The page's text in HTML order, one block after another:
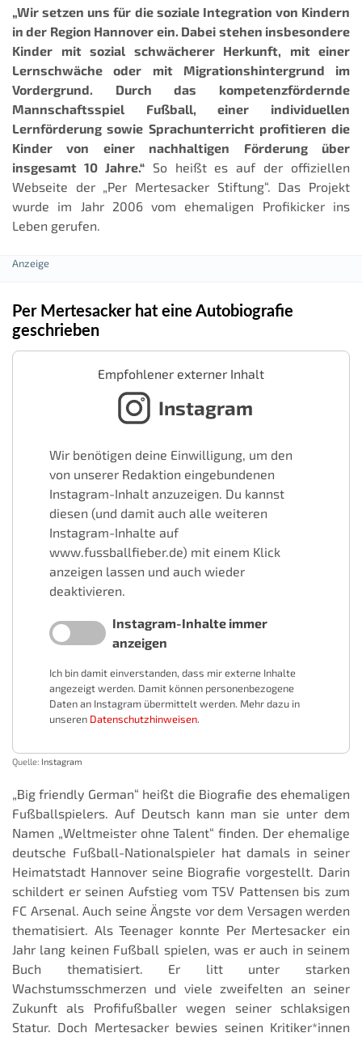
„Wir setzen uns für die soziale Integration von Kindern
in der Region Hannover ein. Dabei stehen insbesondere
Kinder mit sozial schwächerer Herkunft, mit einer
Lernschwäche oder mit Migrationshintergrund im
Vordergrund. Durch das kompetenzfördernde
Mannschaftsspiel Fußball, einer individuellen
Lernförderung sowie Sprachunterricht profitieren die
Kinder von einer nachhaltigen Förderung über
insgesamt 10 Jahre.“So heißt es auf der offiziellen
Webseite der „Per Mertesacker Stiftung“. Das Projekt
wurde im Jahr 2006 vom ehemaligen Profikicker ins
Leben gerufen.
Per Mertesacker hat eine Autobiografie
geschrieben
Empfohlener externer Inhalt
Instagram
Wir benötigen deine Einwilligung, um den
von unserer Redaktion eingebundenen
Instagram-Inhalt anzuzeigen. Du kannst
diesen (und damit auch alle weiteren
Instagram-Inhalte auf
www.fussballfieber.de) mit einem Klick
anzeigen lassen und auch wieder
deaktivieren.
Instagram-Inhalte immer
anzeigen
Ich bin damit einverstanden, dass mir externe Inhalte
angezeigt werden. Damit können personenbezogene
Daten an Instagram übermittelt werden. Mehr dazu in
unseren Datenschutzhinweisen.
Quelle: Instagram
„Big friendly German“ heißt die Biografie des ehemaligen
Fußballspielers. Auf Deutsch kann man sie unter dem
Namen „Weltmeister ohne Talent“ finden. Der ehemalige
deutsche Fußball-Nationalspieler hat damals in seiner
Heimatstadt Hannover seine Biografie vorgestellt. Darin
schildert er seinen Aufstieg vom TSV Pattensen bis zum
FC Arsenal. Auch seine Ängste vor dem Versagen werden
thematisiert. Als Teenager konnte Per Mertesacker ein
Jahr lang keinen Fußball spielen, was er auch in seinem
Buch thematisiert. Er litt unter starken
Wachstumsschmerzen und viele zweifelten an seiner
Zukunft als Profifußballer wegen seiner schlaksigen
Statur. Doch Mertesacker bewies seinen Kritiker*innen